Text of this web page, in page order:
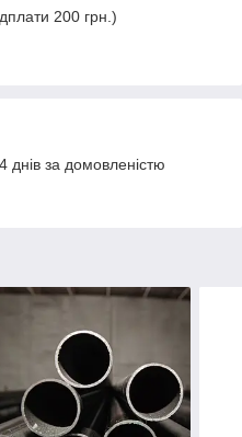
200 грн.)
за домовленістю